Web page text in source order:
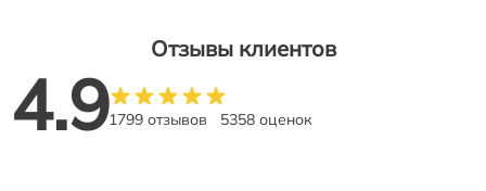
Отзывы клиентов
4.91799 отзывов 5358 оценок